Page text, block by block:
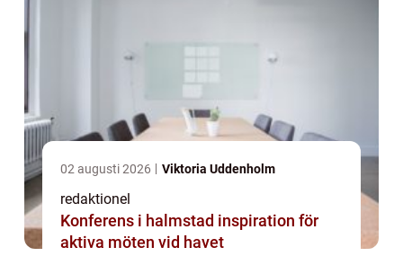
02 augusti 2026 Viktoria Uddenholm
redaktionel
Konferens i halmstad inspiration för
aktiva möten vid havet